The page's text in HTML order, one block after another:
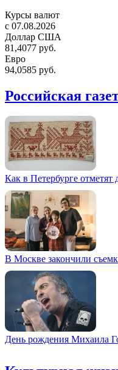
Курсы валют
c 07.08.2026
Доллар США
81,4077 руб.
Евро
94,0585 руб.
Российская
Как в Петербурге
В Москве закончили
День рождения Михаила